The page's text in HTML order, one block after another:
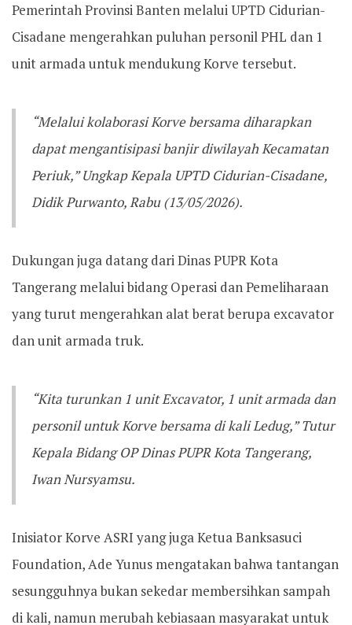
Pemerintah Provinsi Banten melalui UPTD Cidurian-
Cisadane mengerahkan puluhan personil PHL dan 1
unit armada untuk mendukung Korve tersebut.
“Melalui kolaborasi Korve bersama diharapkan
dapat mengantisipasi banjir diwilayah Kecamatan
Periuk,” Ungkap Kepala UPTD Cidurian-Cisadane,
Didik Purwanto, Rabu (13/05/2026).
Dukungan juga datang dari Dinas PUPR Kota
Tangerang melalui bidang Operasi dan Pemeliharaan
yang turut mengerahkan alat berat berupa excavator
dan unit armada truk.
“Kita turunkan 1 unit Excavator, 1 unit armada dan
personil untuk Korve bersama di kali Ledug,” Tutur
Kepala Bidang OP Dinas PUPR Kota Tangerang,
Iwan Nursyamsu.
Inisiator Korve ASRI yang juga Ketua Banksasuci
Foundation, Ade Yunus mengatakan bahwa tantangan
sesungguhnya bukan sekedar membersihkan sampah
di kali, namun merubah kebiasaan masyarakat untuk